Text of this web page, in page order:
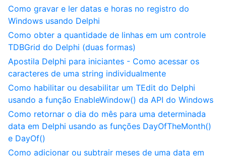
Como gravar e ler datas e horas no registro do
Windows usando Delphi
Como obter a quantidade de linhas em um controle
TDBGrid do Delphi (duas formas)
Apostila Delphi para iniciantes - Como acessar os
caracteres de uma string individualmente
Como habilitar ou desabilitar um TEdit do Delphi
usando a função EnableWindow() da API do Windows
Como retornar o dia do mês para uma determinada
data em Delphi usando as funções DayOfTheMonth()
e DayOf()
Como adicionar ou subtrair meses de uma data em